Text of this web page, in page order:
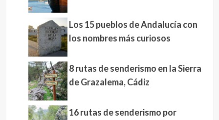
Los 15 pueblos de Andalucía con
los nombres más curiosos
8 rutas de senderismo en la Sierra
de Grazalema, Cádiz
16 rutas de senderismo por